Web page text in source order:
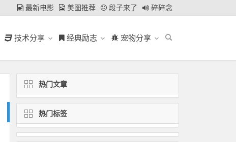
最新电影 美图推荐 段子来了 碎碎念
技术分享 经典励志 宠物分享
热门文章
热门标签